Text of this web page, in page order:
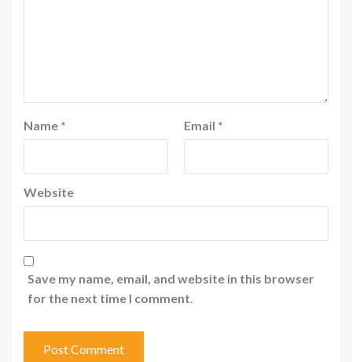
Name * Email *
Website
Save my name, email, and website in this browser
for the next time I comment.